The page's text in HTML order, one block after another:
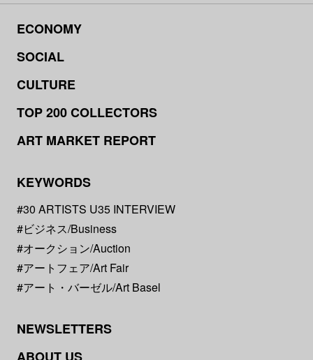
ECONOMY
SOCIAL
CULTURE
TOP 200 COLLECTORS
ART MARKET REPORT
KEYWORDS
#30 ARTISTS U35 INTERVIEW
#ビジネス/Business
#オークション/Auction
#アートフェア/Art Fair
#アート・バーゼル/Art Basel
NEWSLETTERS